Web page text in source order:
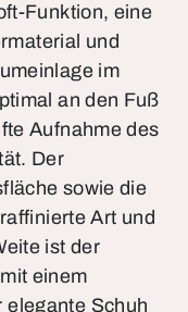
Funktion, eine
und
im
an den Fuß
Aufnahme des
Der
sowie die
Art und
ist der
einem
elegante Schuh